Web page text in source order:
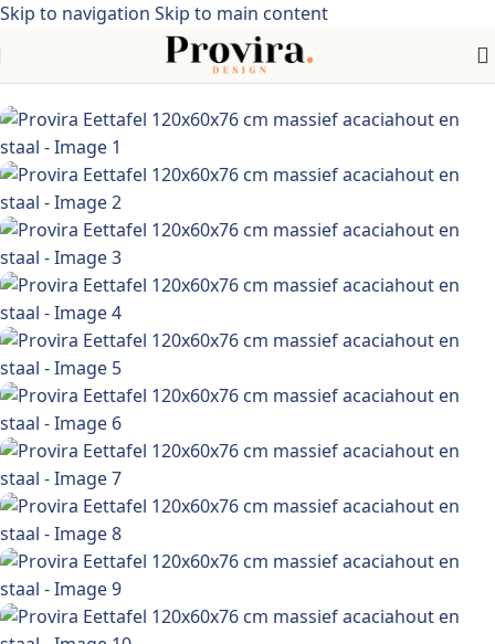
Skip to navigation Skip to main content
industriële stijl